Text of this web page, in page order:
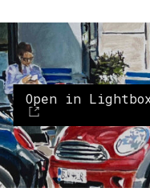
Open in